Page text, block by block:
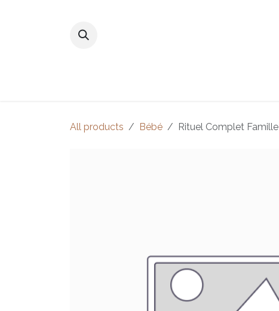
All products Bébé Rituel Complet Famille